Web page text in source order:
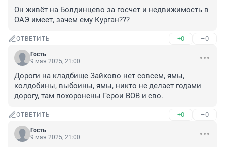
Он живёт на Болдинцево за госчет и недвижимость в
ОАЭ имеет, зачем ему Курган???
ОТВЕТИТЬ +0 –0
Гость
9 мая 2025, 21:00
Дороги на кладбище Зайково нет совсем, ямы,
колдобины, выбоины, ямы, никто не делает годами
дорогу, там похоронены Герои ВОВ и сво.
ОТВЕТИТЬ +0 –0
Гость
9 мая 2025, 21:00